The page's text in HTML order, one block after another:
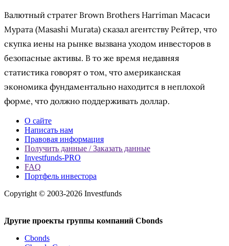
Валютный стратег Brown Brothers Harriman Масаси
Мурата (Masashi Murata) сказал агентству Рейтер, что
скупка иены на рынке вызвана уходом инвесторов в
безопасные активы. В то же время недавняя
статистика говорят о том, что американская
экономика фундаментально находится в неплохой
форме, что должно поддерживать доллар.
О сайте
Написать нам
Правовая информация
Получить данные / Заказать данные
Investfunds-PRO
FAQ
Портфель инвестора
Copyright © 2003-2026 Investfunds
Другие проекты группы компаний Cbonds
Cbonds